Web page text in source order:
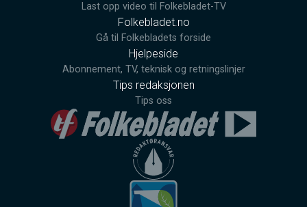
Last opp video til Folkebladet-TV
Folkebladet.no
Gå til Folkebladets forside
Hjelpeside
Abonnement, TV, teknisk og retningslinjer
Tips redaksjonen
Tips oss